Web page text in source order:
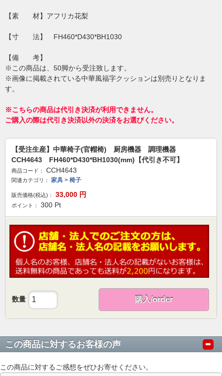
【素 材】アフリカ花梨
【寸 法】 FH460*D430*BH1030
【備 考】
※この商品は、50脚から受注致します。
※画像に掲載されている中華風福字クッションは別売りとなりま
す。
※こちらの商品は代引き決済が利用できません。
ご購入の際は代引き決済以外の決済をお選びください。
【受注生産】中華椅子(官帽椅) 厨房機器 調理機器
CCH4643 FH460*D430*BH1030(mm)【代引き不可】
商品コード： CCH4643
関連カテゴリ： 家具 > 椅子
販売価格(税込)： 33,000 円
ポイント： 300 Pt
数量 購入/order
この商品に対するお客様の声
この商品に対するご感想をぜひお寄せください。